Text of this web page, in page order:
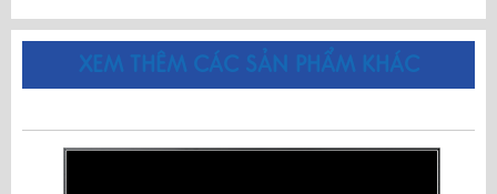
XEM THÊM CÁC SẢN PHẨM KHÁC